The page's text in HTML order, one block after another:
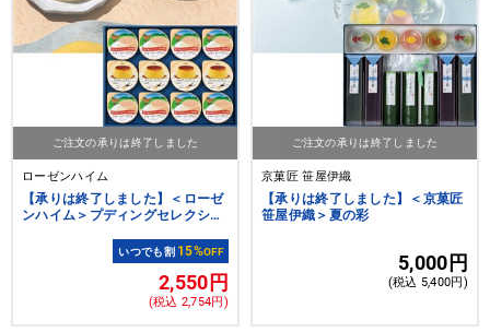
ご注文の承りは終了しました
ローゼンハイム
【承りは終了しました】＜ローゼ
ンハイム＞プディングセレクショ
いつでも割 15%OFF
2,550円
(税込 2,754円)
ご注文の承りは終了しました
京菓匠 笹屋伊織
【承りは終了しました】＜京菓匠
笹屋伊織＞夏の彩
5,000円
(税込 5,400円)